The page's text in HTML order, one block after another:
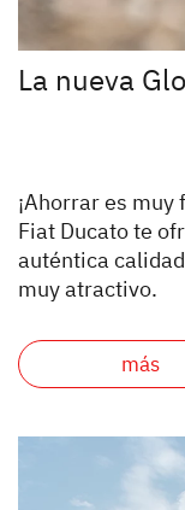
La nueva
¡Ahorrar es
Fiat Ducato te
auténtica
muy atractivo.
más